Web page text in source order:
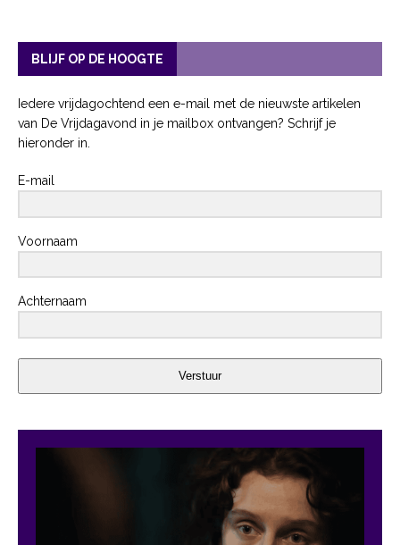
BLIJF OP DE HOOGTE
Iedere vrijdagochtend een e-mail met de nieuwste artikelen
van De Vrijdagavond in je mailbox ontvangen? Schrijf je
hieronder in.
E-mail
Voornaam
Achternaam
Verstuur